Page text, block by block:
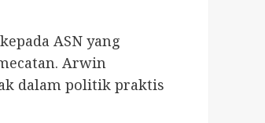
ASN yang
Arwin
dalam politik praktis